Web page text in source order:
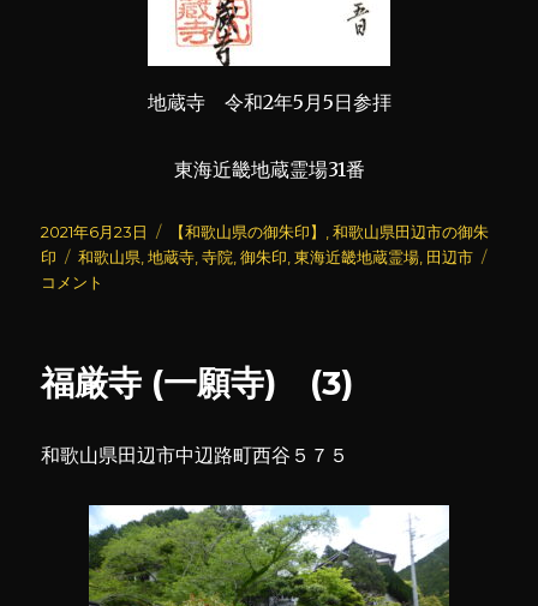
地蔵寺 令和2年5月5日参拝
東海近畿地蔵霊場31番
投
稿
日:
2021年6月23日
カ
テ
【和歌山県の御朱印】 ,和歌山県田辺市の御朱
印
タ
グ
和歌山県 ,地蔵寺 ,寺院 ,御朱印 ,東海近畿地蔵霊場 田辺市
コメント
福厳寺 (一願寺) (3)
和歌山県田辺市中辺路町西谷５７５